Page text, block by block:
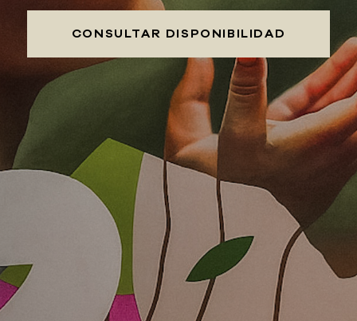
CONSULTAR DISPONIBILIDAD